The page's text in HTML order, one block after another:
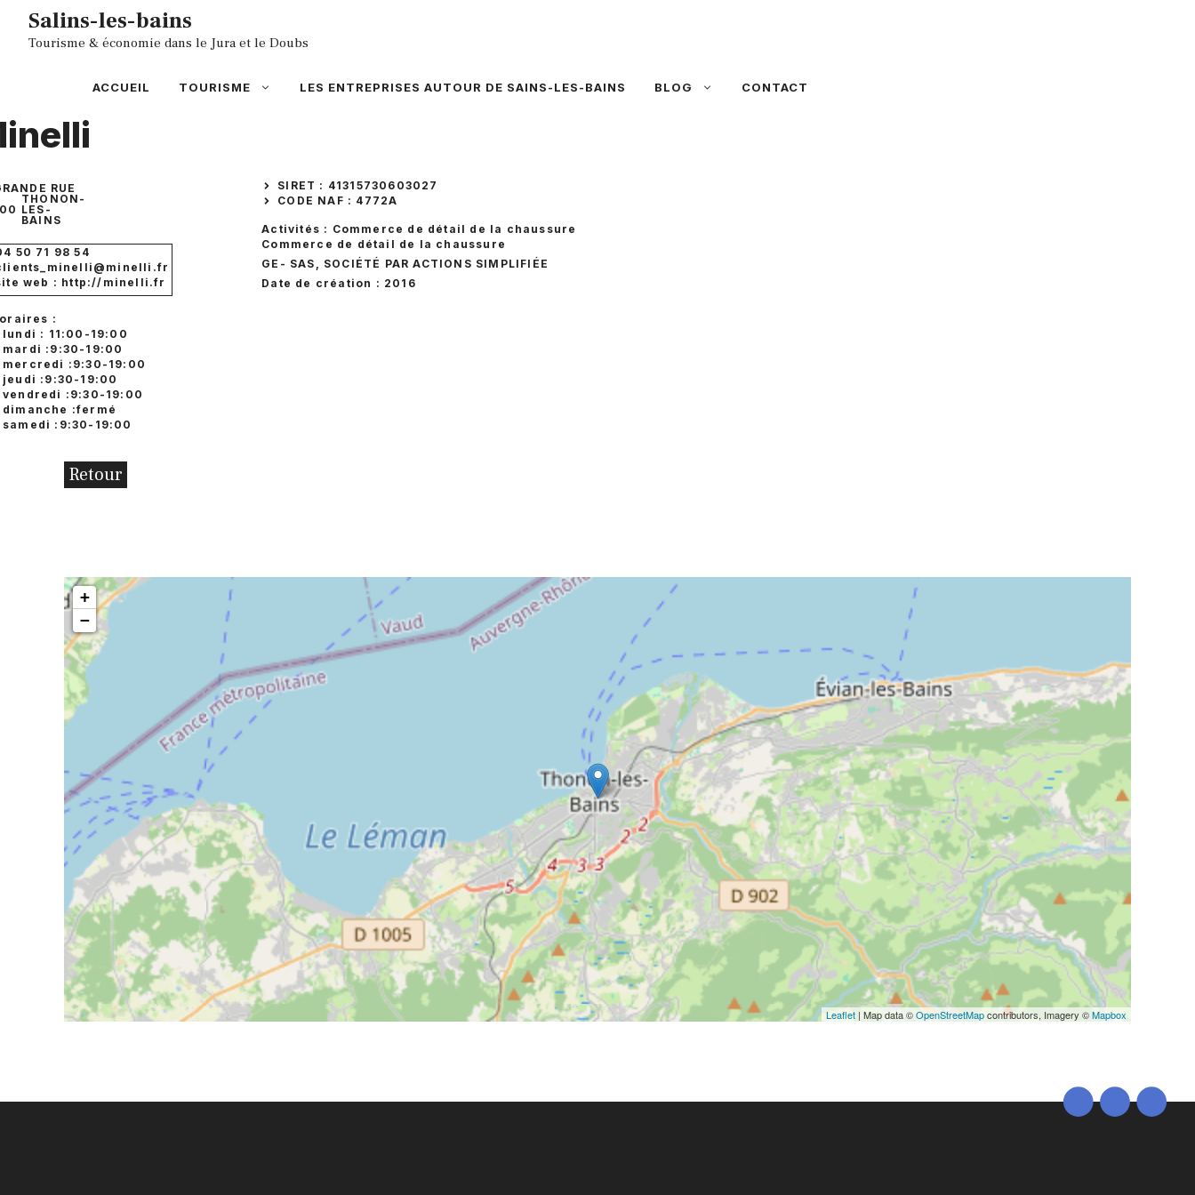
AllerSalins-les-bains
Tourisme & économie dans le Jura et le Doubs
ACCUEIL TOURISME LES ENTREPRISES AUTOUR DE SAINS-LES-BAINS BLOG CONTACT
RUE
THONON-
LES-
BAINS
50 71 98 54
web : http://minelli.fr
:
lundi : 11:00-19:00
mardi :9:30-19:00
mercredi :9:30-19:00
jeudi :9:30-19:00
vendredi :9:30-19:00
dimanche :fermé
samedi :9:30-19:00
SIRET : 41315730603027
CODE NAF : 4772A
Activités : Commerce de détail de la chaussure
Commerce de détail de la chaussure
GE - SAS, SOCIÉTÉ PAR ACTIONS SIMPLIFIÉE
Date de création : 2016
Retour
+
−
Leaflet | Map data ©OpenStreetMapcontributors, Imagery ©Mapbox